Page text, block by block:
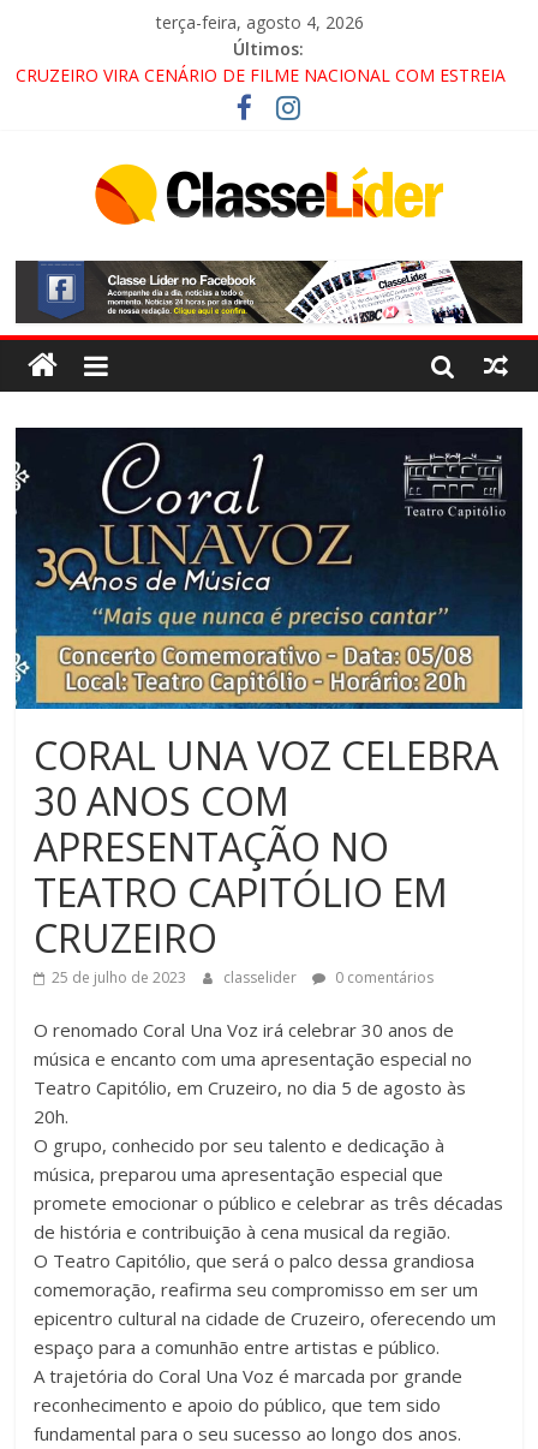
terça-feira, agosto 4, 2026
Últimos:
CRUZEIRO VIRA CENÁRIO DE FILME NACIONAL COM ESTREIA
PROMOTOR DO GAECO
ACESSO À APARECIDA NA DUTRA SERÁ BLOQUEADO NO FIM
ALTERNATIVAS
LORENA, PINDAMONHANGABA E QUELUZ NA RETA FINAL
PELA FÁBRICA DA COCA-COLA!
CORAL UNA VOZ CELEBRA
30 ANOS COM
APRESENTAÇÃO NO
TEATRO CAPITÓLIO EM
CRUZEIRO
25 de julho de 2023 classelider 0 comentários
O renomado Coral Una Voz irá celebrar 30 anos de
música e encanto com uma apresentação especial no
Teatro Capitólio, em Cruzeiro, no dia 5 de agosto às
20h.
O grupo, conhecido por seu talento e dedicação à
música, preparou uma apresentação especial que
promete emocionar o público e celebrar as três décadas
de história e contribuição à cena musical da região.
O Teatro Capitólio, que será o palco dessa grandiosa
comemoração, reafirma seu compromisso em ser um
epicentro cultural na cidade de Cruzeiro, oferecendo um
espaço para a comunhão entre artistas e público.
A trajetória do Coral Una Voz é marcada por grande
reconhecimento e apoio do público, que tem sido
fundamental para o seu sucesso ao longo dos anos.